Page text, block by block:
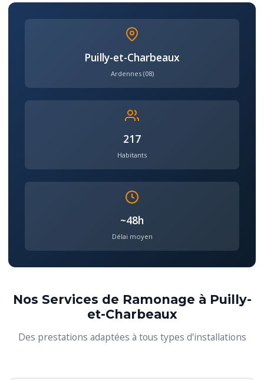
Puilly-et-Charbeaux
Ardennes (08)
217
Habitants
~48h
Délai moyen
Nos Services de Ramonage à Puilly-
et-Charbeaux
Des prestations adaptées à tous types d'installations